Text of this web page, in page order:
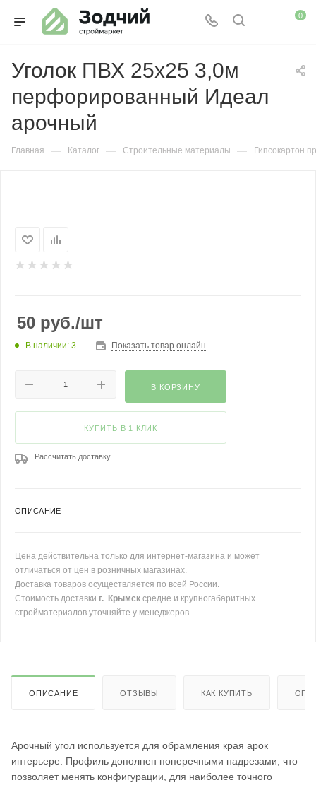
0
Уголок ПВХ 25х25 3,0м
перфорированный Идеал
арочный
Главная — Каталог — Строительные материалы — Гипсокартон
50 руб./шт
В наличии: 3 Показать товар онлайн
В КОРЗИНУ
КУПИТЬ В 1 КЛИК
Рассчитать доставку
ОПИСАНИЕ
Цена действительна только для интернет-магазина и может
отличаться от цен в розничных магазинах.
Доставка товаров осуществляется по всей России.
Стоимость доставки г. Крымск средне и крупногабаритных
стройматериалов уточняйте у менеджеров.
ОПИСАНИЕ ОТЗЫВЫ КАК КУПИТЬ
Арочный угол используется для обрамления края арок
интерьере. Профиль дополнен поперечными надрезами, что
позволяет менять конфигурации, для наиболее точного